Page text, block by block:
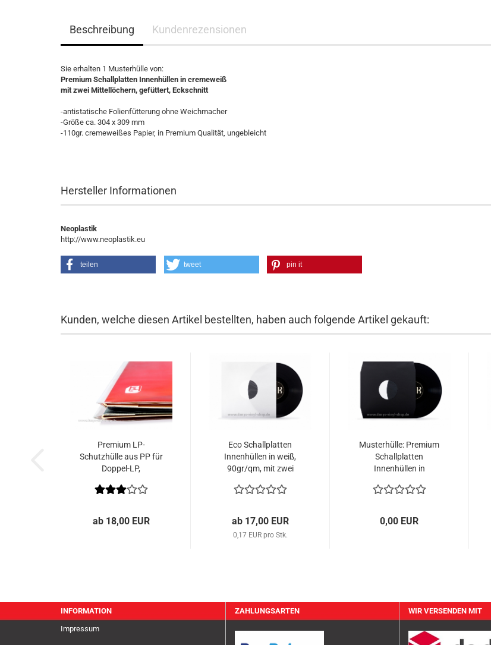
Beschreibung Kundenrezensionen
Sie erhalten 1 Musterhülle von:
Premium Schallplatten Innenhüllen in cremeweiß
mit zwei Mittellöchern, gefüttert, Eckschnitt
-antistatische Folienfütterung ohne Weichmacher
-Größe ca. 304 x 309 mm
-110gr. cremeweißes Papier, in Premium Qualität, ungebleicht
Hersteller Informationen
Neoplastik
http://www.neoplastik.eu
teilen tweet pin it
Kunden, welche diesen Artikel bestellten, haben auch folgende Artikel gekauft:
Premium LP-
Schutzhülle aus PP für
Doppel-LP,
ab 18,00 EUR
Eco Schallplatten
Innenhüllen in weiß,
90gr/qm, mit zwei
ab 17,00 EUR
0,17 EUR pro Stk.
Musterhülle: Premium
Schallplatten
Innenhüllen in
mit zwei
0,00 EUR
INFORMATION
Impressum
ZAHLUNGSARTEN WIR VERSENDEN MIT